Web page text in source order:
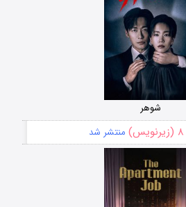
شوهر
۸ (زیرنویس) منتشر شد